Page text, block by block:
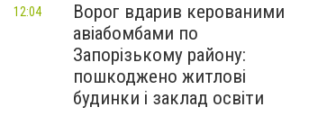
Ворог вдарив керованими
авіабомбами по
Запорізькому району:
пошкоджено житлові
будинки і заклад освіти
12:04